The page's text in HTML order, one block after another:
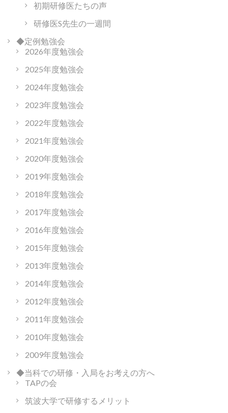
初期研修医たちの声
研修医S先生の一週間
◆定例勉強会
2026年度勉強会
2025年度勉強会
2024年度勉強会
2023年度勉強会
2022年度勉強会
2021年度勉強会
2020年度勉強会
2019年度勉強会
2018年度勉強会
2017年度勉強会
2016年度勉強会
2015年度勉強会
2013年度勉強会
2014年度勉強会
2012年度勉強会
2011年度勉強会
2010年度勉強会
2009年度勉強会
◆当科での研修・入局をお考えの方へ
TAPの会
筑波大学で研修するメリット